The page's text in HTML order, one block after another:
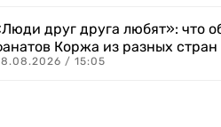
друг друга любят»: что
Коржа из разных стран
/ 15:05